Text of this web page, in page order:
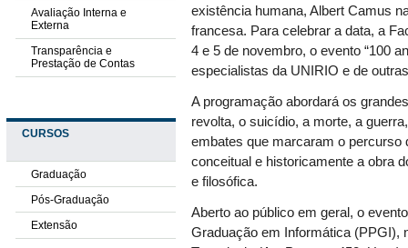
Avaliação Interna e
Externa
Transparência e
Prestação de Contas
CURSOS
Graduação
Pós-Graduação
Extensão
existência humana, Albert Camus
francesa. Para celebrar a data, a
4 e 5 de novembro, o evento “100
especialistas da UNIRIO e de
A programação abordará os
revolta, o suicídio, a morte, a
embates que marcaram o percurso
conceitual e historicamente a obra
e filosófica.
Aberto ao público em geral, o
Graduação em Informática (PPGI),